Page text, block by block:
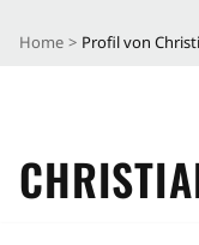
Home Profil von